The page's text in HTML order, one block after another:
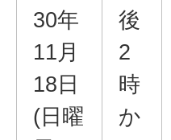
30年
11月
18日
(日曜
後
2
時
か